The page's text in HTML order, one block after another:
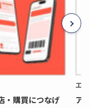
・購買につなげ
エ
ア